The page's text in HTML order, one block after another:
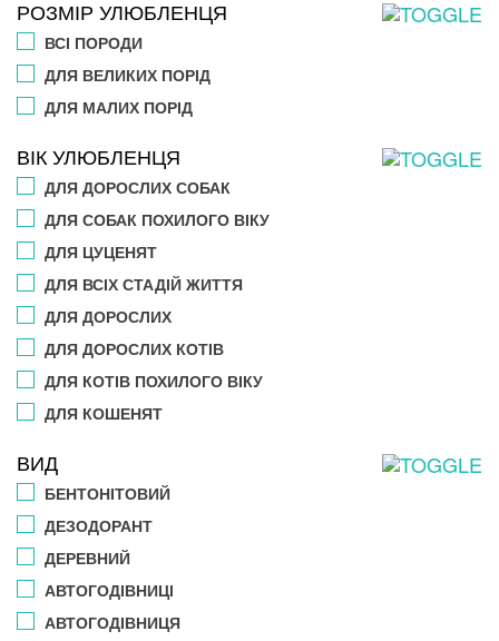
РОЗМІР УЛЮБЛЕНЦЯ
ВСІ ПОРОДИ
ДЛЯ ВЕЛИКИХ ПОРІД
ДЛЯ МАЛИХ ПОРІД
ВІК УЛЮБЛЕНЦЯ
ДЛЯ ДОРОСЛИХ СОБАК
ДЛЯ СОБАК ПОХИЛОГО ВІКУ
ДЛЯ ЦУЦЕНЯТ
ДЛЯ ВСІХ СТАДІЙ ЖИТТЯ
ДЛЯ ДОРОСЛИХ
ДЛЯ ДОРОСЛИХ КОТІВ
ДЛЯ КОТІВ ПОХИЛОГО ВІКУ
ДЛЯ КОШЕНЯТ
ВИД
БЕНТОНІТОВИЙ
ДЕЗОДОРАНТ
ДЕРЕВНИЙ
АВТОГОДІВНИЦІ
АВТОГОДІВНИЦЯ